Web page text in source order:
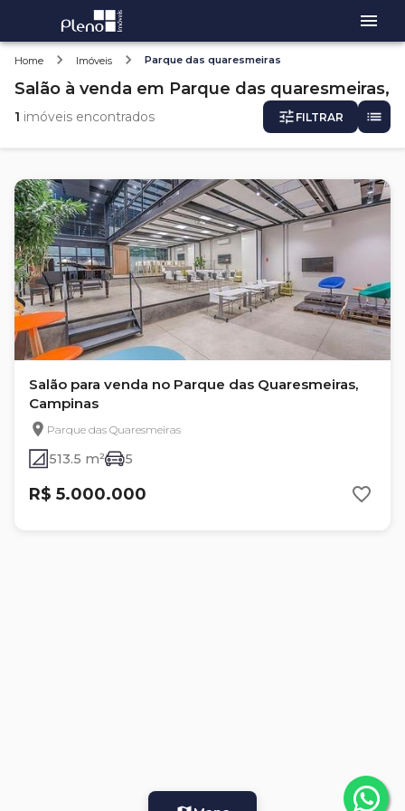
Home Imóveis Parque das quaresmeiras
Salão à venda em Parque das quaresmeiras,
1 imóveis encontrados FILTRAR
Salão para venda no Parque das Quaresmeiras,
Campinas
Parque das Quaresmeiras
513.5 m² 5
R$ 5.000.000